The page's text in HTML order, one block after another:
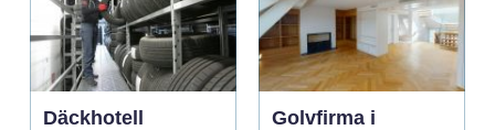
Däckhotell
Golvfirma i